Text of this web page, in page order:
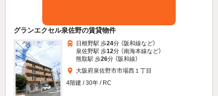
グランエクセル泉佐野の賃貸物件
日根野駅 歩24分 （阪和線など）
泉佐野駅 歩12分 （南海本線など）
熊取駅 歩26分 （阪和線）
大阪府泉佐野市市場西１丁目
4階建 / 30年 / RC